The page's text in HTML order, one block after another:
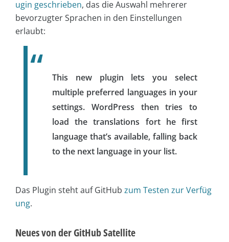
ugin geschrieben, das die Auswahl mehrerer
bevorzugter Sprachen in den Einstellungen
erlaubt:
This new plugin lets you select
multiple preferred languages in your
settings. WordPress then tries to
load the translations fort he first
language that’s available, falling back
to the next language in your list.
Das Plugin steht auf GitHub zum Testen zur Verfüg
ung.
Neues von der GitHub Satellite